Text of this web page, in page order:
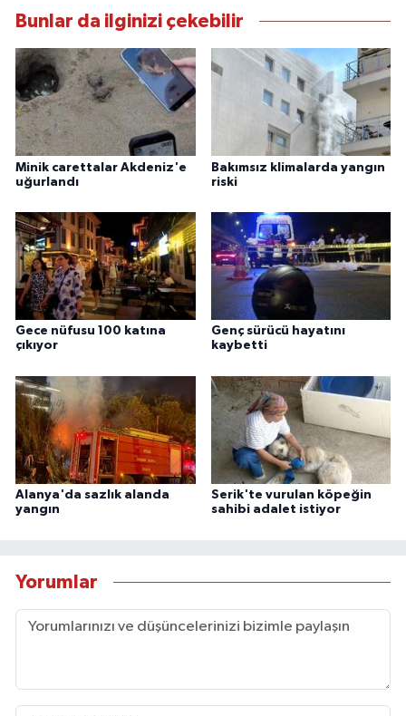
Bunlar da ilginizi çekebilir
Minik carettalar Akdeniz'e
uğurlandı
Bakımsız klimalarda yangın
riski
Gece nüfusu 100 katına
çıkıyor
Genç sürücü hayatını
kaybetti
Alanya'da sazlık alanda
yangın
Serik'te vurulan köpeğin
sahibi adalet istiyor
Yorumlar